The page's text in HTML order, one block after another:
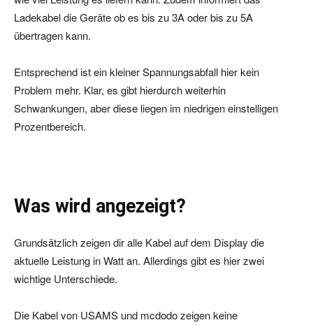
Ladekabel die Geräte ob es bis zu 3A oder bis zu 5A
übertragen kann.
Entsprechend ist ein kleiner Spannungsabfall hier kein
Problem mehr. Klar, es gibt hierdurch weiterhin
Schwankungen, aber diese liegen im niedrigen einstelligen
Prozentbereich.
Was wird angezeigt?
Grundsätzlich zeigen dir alle Kabel auf dem Display die
aktuelle Leistung in Watt an. Allerdings gibt es hier zwei
wichtige Unterschiede.
Die Kabel von USAMS und mcdodo zeigen keine